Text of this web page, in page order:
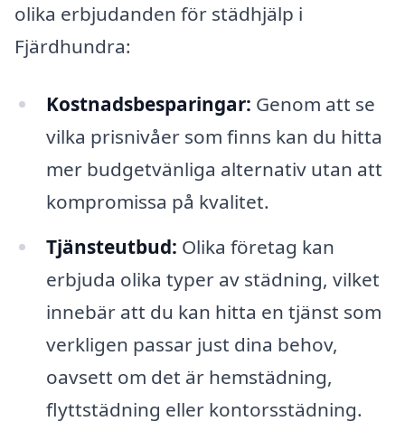
olika erbjudanden för städhjälp i
Fjärdhundra:
Kostnadsbesparingar: Genom att se
vilka prisnivåer som finns kan du hitta
mer budgetvänliga alternativ utan att
kompromissa på kvalitet.
Tjänsteutbud: Olika företag kan
erbjuda olika typer av städning, vilket
innebär att du kan hitta en tjänst som
verkligen passar just dina behov,
oavsett om det är hemstädning,
flyttstädning eller kontorsstädning.